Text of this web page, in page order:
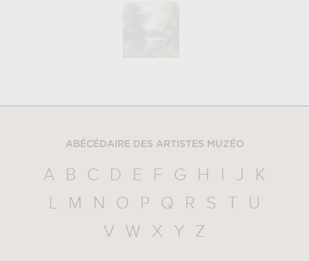
ABÉCÉDAIRE DES ARTISTES MUZÉO
A B C D E F G H I J
K
L
M N O P Q R S T
U
V
W X Y Z